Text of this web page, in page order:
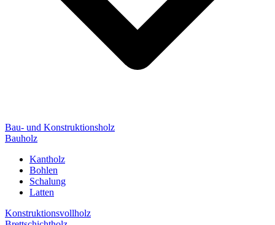
Bau- und Konstruktionsholz
Bauholz
Kantholz
Bohlen
Schalung
Latten
Konstruktionsvollholz